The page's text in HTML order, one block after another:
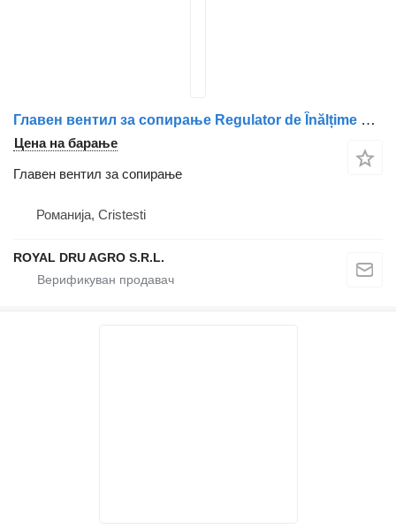
Главен вентил за сопирање Regulator de Înălțime Cabină Față pentru за камион Scania – Coduri: 1399776, 1372512, 1504925, 5021170191, 1430545, 2171708, N2509990136, 1934939
Цена на барање
Главен вентил за сопирање
Романија, Cristesti
ROYAL DRU AGRO S.R.L.